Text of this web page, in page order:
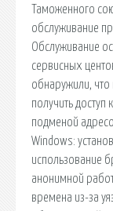
Таможенного
обслуживание
Обслуживание
сервисных
обнаружили,
получить доступ
подменой
Windows:
использование
анонимной
времена из-за